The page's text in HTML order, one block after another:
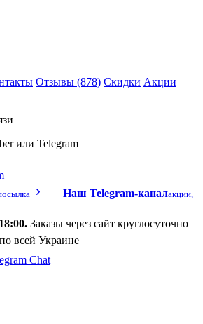
Отзывы (878) Скидки Акции
или Telegram
Наш Telegram-каналакции,
Заказы через сайт круглосуточно
всей Украине
Chat